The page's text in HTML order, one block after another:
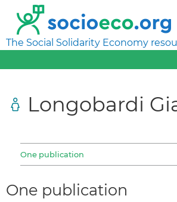
The Social Solidarity Economy
Longobardi
One publication
One publication